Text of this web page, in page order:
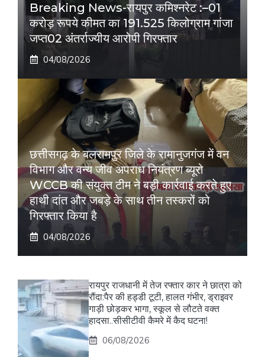
Breaking News-रायपुर कमिश्नरेट :–01
करोड़ रूपये कीमत का 191.525 किलोग्राम गांजा
जप्त02 अंतर्राज्यीय आरोपी गिरफ्तार
04/08/2026
छत्तीसगढ़ के बलरामपुर जिले के रामानुजगंज में वन
विभाग और वन्य जीव अपराध नियंत्रण ब्यूरो
WCCB की संयुक्त टीम ने बड़ी कार्रवाई करते हुए
हाथी दांत और जबड़े के साथ तीन तस्करों को
गिरफ्तार किया है
04/08/2026
रायपुर राजधानी में तेज रफ्तार कार ने छात्रा को
रौंदा:पैर की हड्डी टूटी, हालत गंभीर, ड्राइवर
गाड़ी छोड़कर भागा, स्कूल से लौटते वक्त
हादसा..सीसीटीवी कैमरे में कैद घटना!
06/08/2026